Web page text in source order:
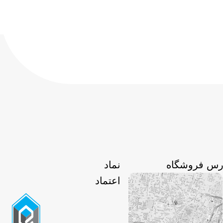
فروشگاه
نماد
اعتماد